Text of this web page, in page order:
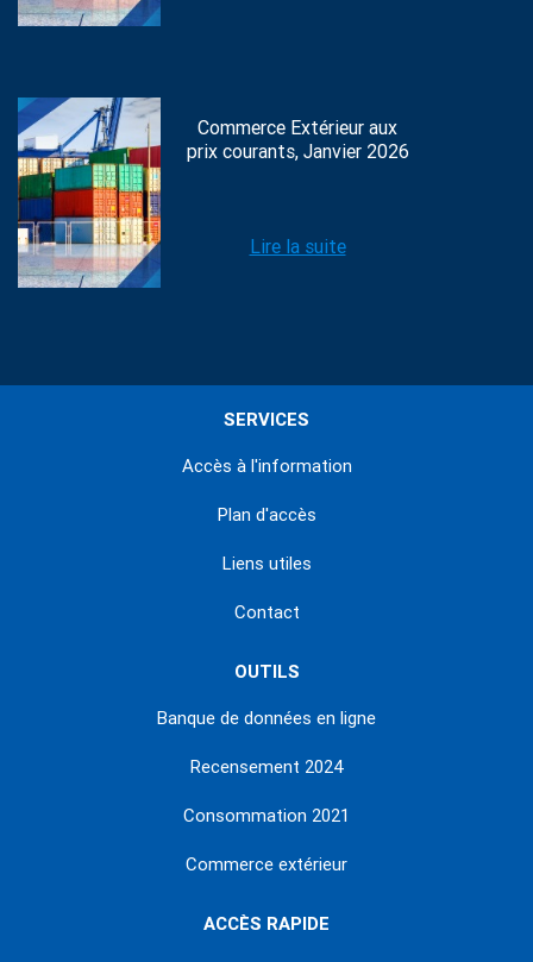
Commerce Extérieur aux
prix courants, Janvier 2026
Lire la suite
SERVICES
Accès à l'information
Plan d'accès
Liens utiles
Contact
OUTILS
Banque de données en ligne
Recensement 2024
Consommation 2021
Commerce extérieur
ACCÈS RAPIDE